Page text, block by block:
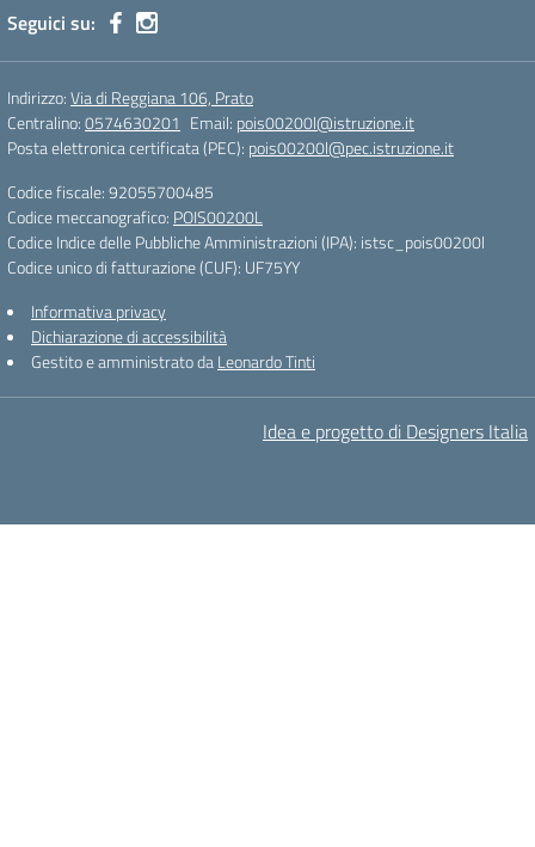
Seguici su:
Indirizzo:Via di Reggiana 106, Prato
Centralino:0574630201 Email: pois00200l@istruzione.it
Posta elettronica certificata (PEC): pois00200l@pec.istruzione.it
Codice fiscale: 92055700485
Codice meccanografico: POIS00200L
Codice Indice delle Pubbliche Amministrazioni (IPA): istsc_pois00200l
Codice unico di fatturazione (CUF): UF75YY
Informativa privacy
Dichiarazione di accessibilità
Gestito e amministrato daLeonardo Tinti
Idea e progetto di Designers Italia